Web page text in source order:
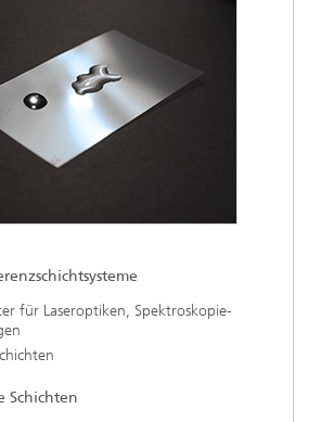
für Laseroptiken, Spektroskopie-
Schichten